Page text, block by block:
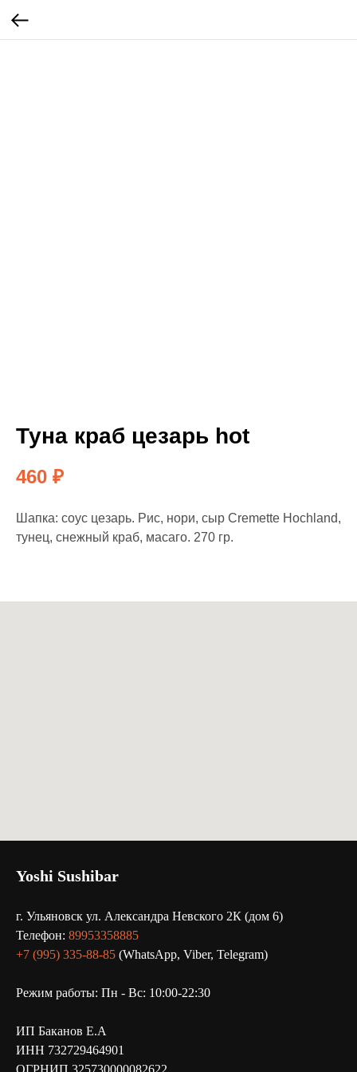
Туна краб цезарь hot
460 ₽
Шапка: соус цезарь. Рис, нори, сыр Cremette Hochland,
тунец, снежный краб, масаго. 270 гр.
Yoshi Sushibar
г. Ульяновск ул. Александра Невского 2К (дом 6)
Телефон: 89953358885
+7 (995) 335-88-85 (WhatsApp, Viber, Telegram)
Режим работы: Пн - Вс: 10:00-22:30
ИП Баканов Е.А
ИНН 732729464901
ОГРНИП 325730000082622